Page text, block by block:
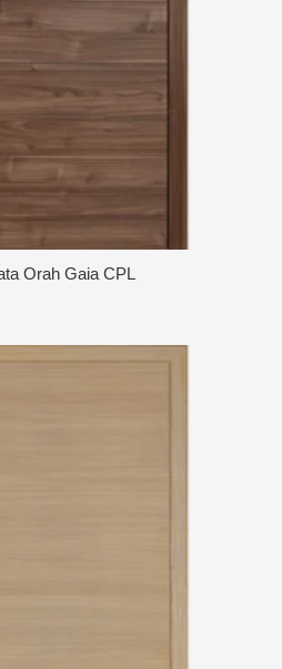
Orah Gaia CPL